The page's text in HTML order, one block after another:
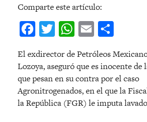
Comparte este artículo:
Facebook
Twitter
WhatsApp
Email
El exdirector de Petróleos
Lozoya, aseguró que es inocente de
que pesan en su contra por el caso
Agronitrogenados, en el que la
la República (FGR) le imputa